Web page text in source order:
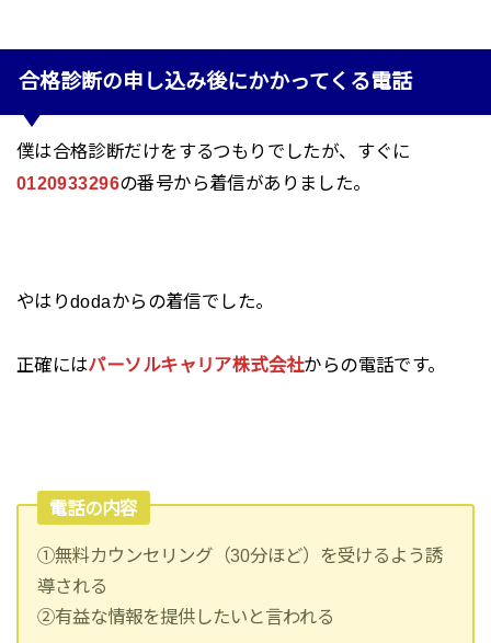
合格診断の申し込み後にかかってくる電話
僕は合格診断だけをするつもりでしたが、すぐに
0120933296の番号から着信がありました。
やはりdodaからの着信でした。
正確にはパーソルキャリア株式会社からの電話です。
電話の内容
①無料カウンセリング（30分ほど）を受けるよう誘
導される
②有益な情報を提供したいと言われる